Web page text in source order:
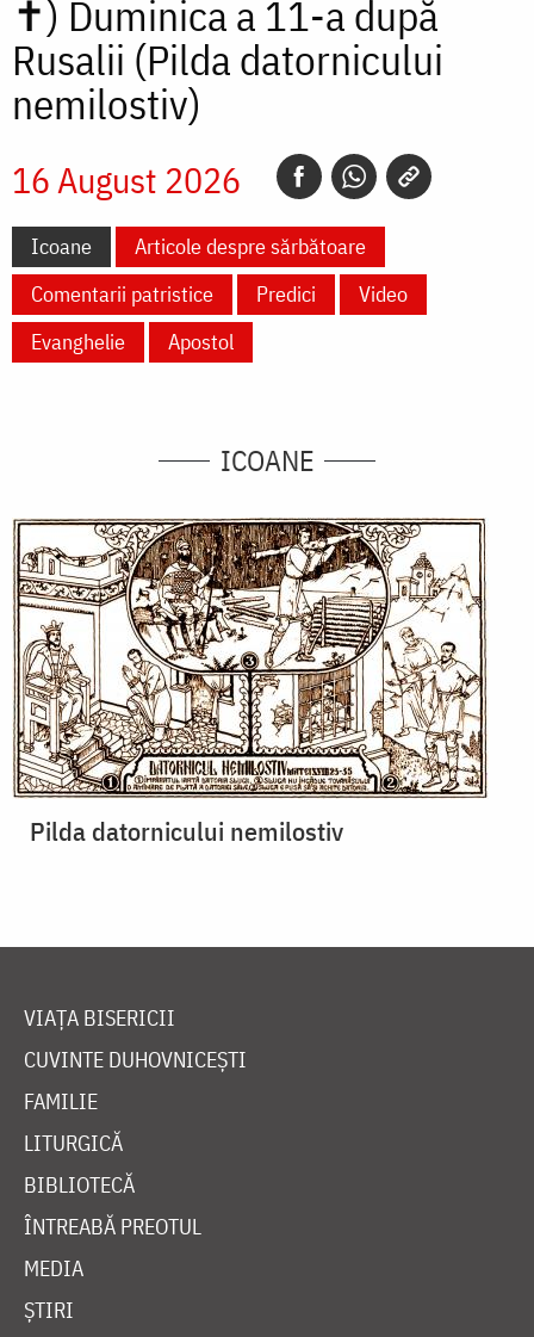
✝) Duminica a 11-a după
Rusalii (Pilda datornicului
nemilostiv)
16 August 2026
Icoane
Articole despre sărbătoare
Comentarii patristice
Predici
Video
Evanghelie
Apostol
ICOANE
Pilda datornicului nemilostiv
VIAȚA BISERICII
CUVINTE DUHOVNICEȘTI
FAMILIE
LITURGICĂ
BIBLIOTECĂ
ÎNTREABĂ PREOTUL
MEDIA
ȘTIRI